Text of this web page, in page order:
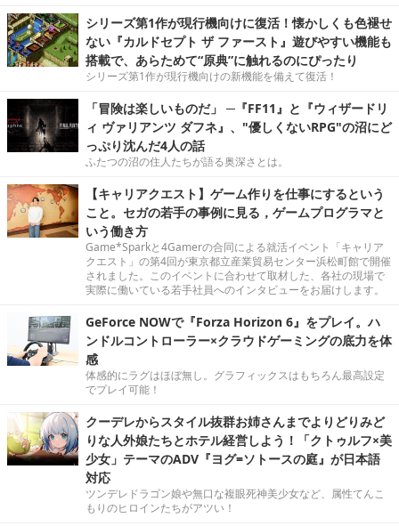
シリーズ第1作が現行機向けに復活！懐かしくも色褪せ
ない『カルドセプト ザ ファースト』遊びやすい機能も
搭載で、あらためて“原典”に触れるのにぴったり
シリーズ第1作が現行機向けの新機能を備えて復活！
「冒険は楽しいものだ」 ─『FF11』と『ウィザードリ
ィ ヴァリアンツ ダフネ』、"優しくないRPG"の沼にど
っぷり沈んだ4人の話
ふたつの沼の住人たちが語る奥深さとは。
【キャリアクエスト】ゲーム作りを仕事にするという
こと。セガの若手の事例に見る，ゲームプログラマと
いう働き方
Game*Sparkと4Gamerの合同による就活イベント「キャリア
クエスト」の第4回が東京都立産業貿易センター浜松町館で開催
されました。このイベントに合わせて取材した、各社の現場で
実際に働いている若手社員へのインタビューをお届けします。
GeForce NOWで『Forza Horizon 6』をプレイ。ハ
ンドルコントローラー×クラウドゲーミングの底力を体
感
体感的にラグはほぼ無し。グラフィックスはもちろん最高設定
でプレイ可能！
クーデレからスタイル抜群お姉さんまでよりどりみど
りな人外娘たちとホテル経営しよう！「クトゥルフ×美
少女」テーマのADV『ヨグ=ソトースの庭』が日本語
対応
ツンデレドラゴン娘や無口な複眼死神美少女など、属性てんこ
もりのヒロインたちがアツい！